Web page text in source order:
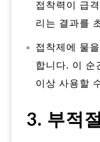
접착력이 급
리는 결과를
접착제에 물
합니다. 이 순
이상 사용할
3. 부적